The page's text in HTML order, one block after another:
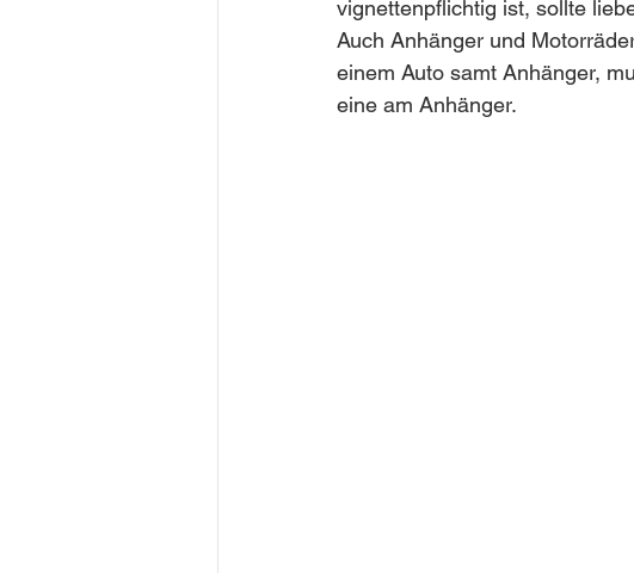
vignettenpflichtig ist, sollte
Auch Anhänger und
einem Auto samt Anhänger,
eine am Anhänger.